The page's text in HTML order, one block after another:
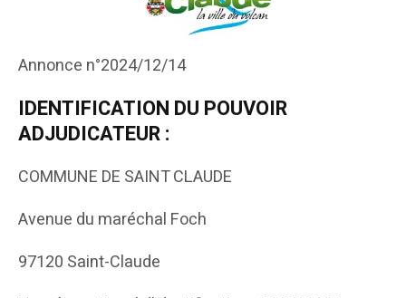
Annonce n°2024/12/14
IDENTIFICATION DU POUVOIR
ADJUDICATEUR :
COMMUNE DE SAINT CLAUDE
Avenue du maréchal Foch
97120 Saint-Claude